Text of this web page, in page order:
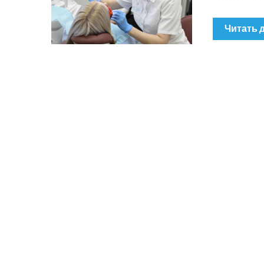
Читать